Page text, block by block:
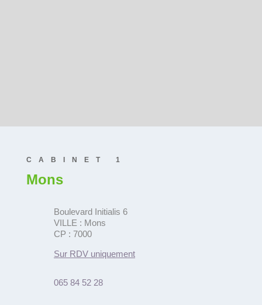
CABINET 1
Mons
Boulevard Initialis 6
VILLE : Mons
CP : 7000
Sur RDV uniquement
065 84 52 28